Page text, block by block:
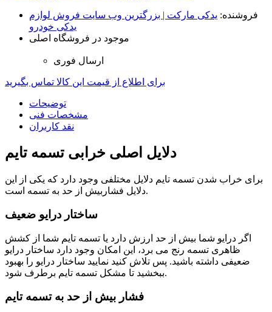
فروشنده: یدکی مارکت | بزرگترین وب سایت فروش لوازم
یدکی خودرو
موجود در فروشگاه اصلی
ارسال فوری
برای اطلاع از قیمت این کالا تماس بگیرید
توضیحات
مشخصات فنی
نقد کاربران
دلایل اصلی خرابی تسمه تایم
برای خراب شدن تسمه تایم دلایل مختلفی وجود دارد که یکی از این
دلایل فشاربیش از حد به تسمه است.
ساختار درایو ضعیف
اگر درایو شما بیش از حد ارزش دارد یا تسمه تایم شما از کشش
ظاهری تسمه رنج می برد، این امکان وجود دارد ساختار درایو
ضعیفی داشته باشید. پس تلاش کنید نمایید ساختار درایو را بهبود
ببخشید تا مشکل تسمه تایم برطرف شود.
فشار بیش از حد به تسمه تایم